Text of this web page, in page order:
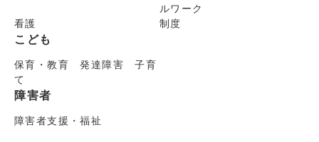
ルワーク
看護
制度
こども
保育・教育 発達障害 子育
て
障害者
障害者支援・福祉